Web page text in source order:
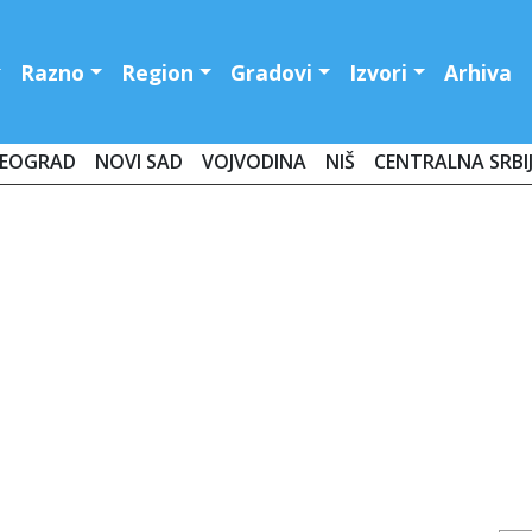
Razno Region Gradovi Izvori Arhiva
NOVI SAD VOJVODINA NIŠ CENTRALNA